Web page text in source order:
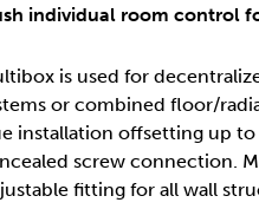
individual room control
is used for
or combined floor/
installation offsetting up to
screw connection.
fitting for all wall